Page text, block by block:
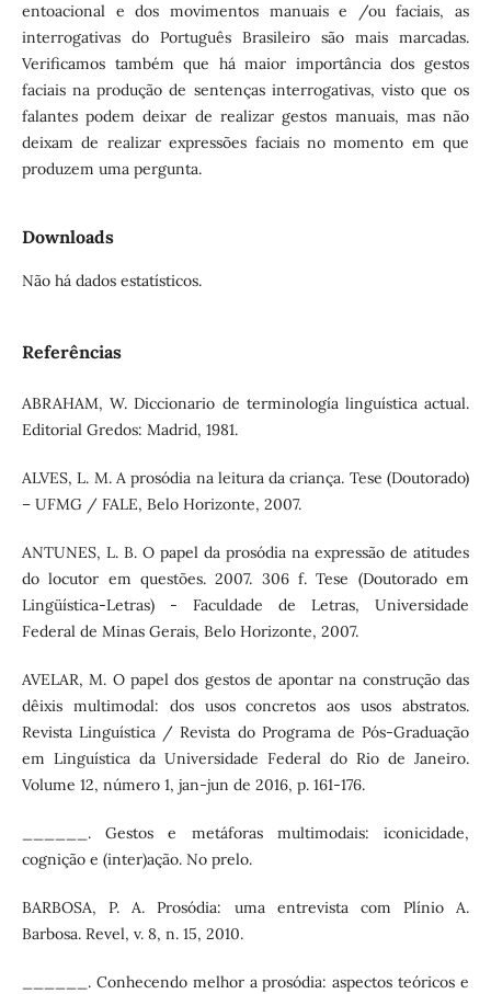
entoacional e dos movimentos manuais e /ou faciais, as
interrogativas do Português Brasileiro são mais marcadas.
Verificamos também que há maior importância dos gestos
faciais na produção de sentenças interrogativas, visto que os
falantes podem deixar de realizar gestos manuais, mas não
deixam de realizar expressões faciais no momento em que
produzem uma pergunta.
Downloads
Não há dados estatísticos.
Referências
ABRAHAM, W. Diccionario de terminología linguística actual.
Editorial Gredos: Madrid, 1981.
ALVES, L. M. A prosódia na leitura da criança. Tese (Doutorado)
– UFMG / FALE, Belo Horizonte, 2007.
ANTUNES, L. B. O papel da prosódia na expressão de atitudes
do locutor em questões. 2007. 306 f. Tese (Doutorado em
Lingüística-Letras) - Faculdade de Letras, Universidade
Federal de Minas Gerais, Belo Horizonte, 2007.
AVELAR, M. O papel dos gestos de apontar na construção das
dêixis multimodal: dos usos concretos aos usos abstratos.
Revista Linguística / Revista do Programa de Pós-Graduação
em Linguística da Universidade Federal do Rio de Janeiro.
Volume 12, número 1, jan-jun de 2016, p. 161-176.
______. Gestos e metáforas multimodais: iconicidade,
cognição e (inter)ação. No prelo.
BARBOSA, P. A. Prosódia: uma entrevista com Plínio A.
Barbosa. Revel, v. 8, n. 15, 2010.
______. Conhecendo melhor a prosódia: aspectos teóricos e